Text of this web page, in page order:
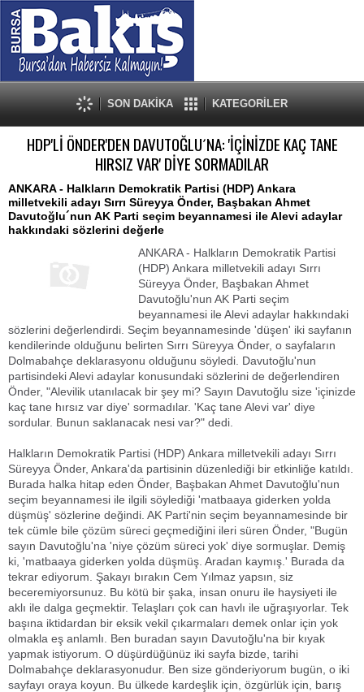
SON DAKİKA KATEGORİLER
HDP'Lİ ÖNDER'DEN DAVUTOĞLU´NA: 'İÇİNİZDE KAÇ TANE
HIRSIZ VAR' DİYE SORMADILAR
ANKARA - Halkların Demokratik Partisi (HDP) Ankara
milletvekili adayı Sırrı Süreyya Önder, Başbakan Ahmet
Davutoğlu´nun AK Parti seçim beyannamesi ile Alevi adaylar
hakkındaki sözlerini değerle
ANKARA - Halkların Demokratik Partisi
(HDP) Ankara milletvekili adayı Sırrı
Süreyya Önder, Başbakan Ahmet
Davutoğlu'nun AK Parti seçim
beyannamesi ile Alevi adaylar hakkındaki
sözlerini değerlendirdi. Seçim beyannamesinde 'düşen' iki sayfanın
kendilerinde olduğunu belirten Sırrı Süreyya Önder, o sayfaların
Dolmabahçe deklarasyonu olduğunu söyledi. Davutoğlu'nun
partisindeki Alevi adaylar konusundaki sözlerini de değerlendiren
Önder, "Alevilik utanılacak bir şey mi? Sayın Davutoğlu size 'içinizde
kaç tane hırsız var diye' sormadılar. 'Kaç tane Alevi var' diye
sordular. Bunun saklanacak nesi var?" dedi.
Halkların Demokratik Partisi (HDP) Ankara milletvekili adayı Sırrı
Süreyya Önder, Ankara'da partisinin düzenlediği bir etkinliğe katıldı.
Burada halka hitap eden Önder, Başbakan Ahmet Davutoğlu'nun
seçim beyannamesi ile ilgili söylediği 'matbaaya giderken yolda
düşmüş' sözlerine değindi. AK Parti'nin seçim beyannamesinde bir
tek cümle bile çözüm süreci geçmediğini ileri süren Önder, "Bugün
sayın Davutoğlu'na 'niye çözüm süreci yok' diye sormuşlar. Demiş
ki, 'matbaaya giderken yolda düşmüş. Aradan kaymış.' Burada da
tekrar ediyorum. Şakayı bırakın Cem Yılmaz yapsın, siz
beceremiyorsunuz. Bu kötü bir şaka, insan onuru ile haysiyeti ile
aklı ile dalga geçmektir. Telaşları çok can havlı ile uğraşıyorlar. Tek
başına iktidardan bir eksik vekil çıkarmaları demek onlar için yok
olmakla eş anlamlı. Ben buradan sayın Davutoğlu'na bir kıyak
yapmak istiyorum. O düşürdüğünüz iki sayfa bizde, tarihi
Dolmabahçe deklarasyonudur. Ben size gönderiyorum bugün, o iki
sayfayı oraya koyun. Bu ülkede kardeşlik için, özgürlük için, barış